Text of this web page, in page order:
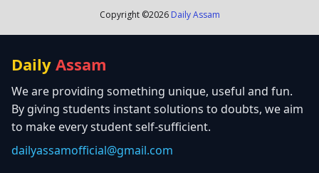
Copyright ©2026 Daily Assam
Daily Assam
We are providing something unique, useful and fun.
By giving students instant solutions to doubts, we aim
to make every student self-sufficient.
dailyassamofficial@gmail.com